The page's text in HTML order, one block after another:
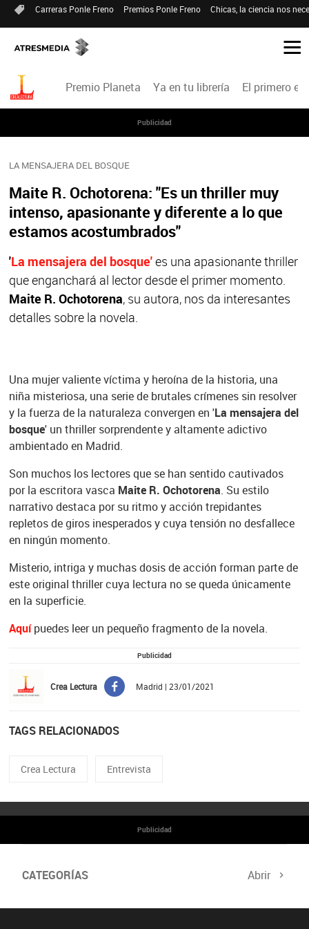
Carreras Ponle Freno Premios Ponle Freno Chicas, la ciencia nos
Premio Planeta Ya en tu librería El primero en
Publicidad
LA MENSAJERA DEL BOSQUE
Maite R. Ochotorena: "Es un thriller muy
intenso, apasionante y diferente a lo que
estamos acostumbrados"
'La mensajera del bosque'es una apasionante thriller
que enganchará al lector desde el primer momento.
Maite R. Ochotorena, su autora, nos da interesantes
detalles sobre la novela.
Una mujer valiente víctima y heroína de la historia, una
niña misteriosa, una serie de brutales crímenes sin resolver
y la fuerza de la naturaleza convergen en 'La mensajera del
bosque' un thriller sorprendente y altamente adictivo
ambientado en Madrid.
Son muchos los lectores que se han sentido cautivados
por la escritora vasca Maite R. Ochotorena. Su estilo
narrativo destaca por su ritmo y acción trepidantes
repletos de giros inesperados y cuya tensión no desfallece
en ningún momento.
Misterio, intriga y muchas dosis de acción forman parte de
este original thriller cuya lectura no se queda únicamente
en la superficie.
Aquípuedes leer un pequeño fragmento de la novela.
Publicidad
Crea Lectura Madrid | 23/01/2021
TAGS RELACIONADOS
Crea Lectura Entrevista
Publicidad
CATEGORÍAS Abrir